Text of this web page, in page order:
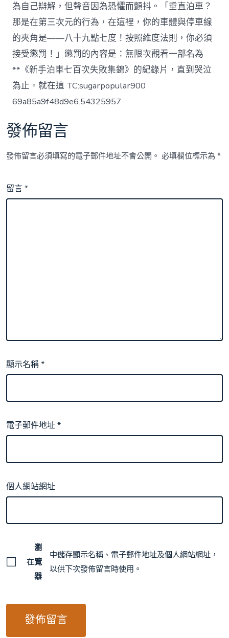
為自己辯解，但聲音因為恐懼而顫抖。「垂直泊車？
那是在第三次元的行為，在這裡，你的車體與停車線
的夾角是——八十九點七度！按照維度法則，你必須
接受懲罰！」懲罰的內容是：無限次觀看一部名為
**《新手泊車七百次失敗集錦》的紀錄片，直到哭泣
為止。就在這 TC:sugarpopular900
69a85a9f48d9e6.54325957
發佈留言
發佈留言必須填寫的電子郵件地址不會公開。 必填欄位標示為*
留言*
顯示名稱*
電子郵件地址*
個人網站網址
在
瀏
覽
器
中儲存顯示名稱、電子郵件地址及個人網站網址，
以供下次發佈留言時使用。